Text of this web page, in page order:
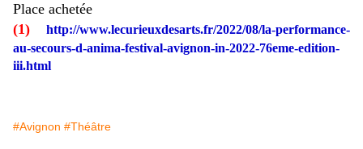
Place achetée
(1)
http://www.lecurieuxdesarts.fr/2022/08/la-performance-
au-secours-d-anima-festival-avignon-in-2022-76eme-edition-
iii.html
#Avignon #Théâtre